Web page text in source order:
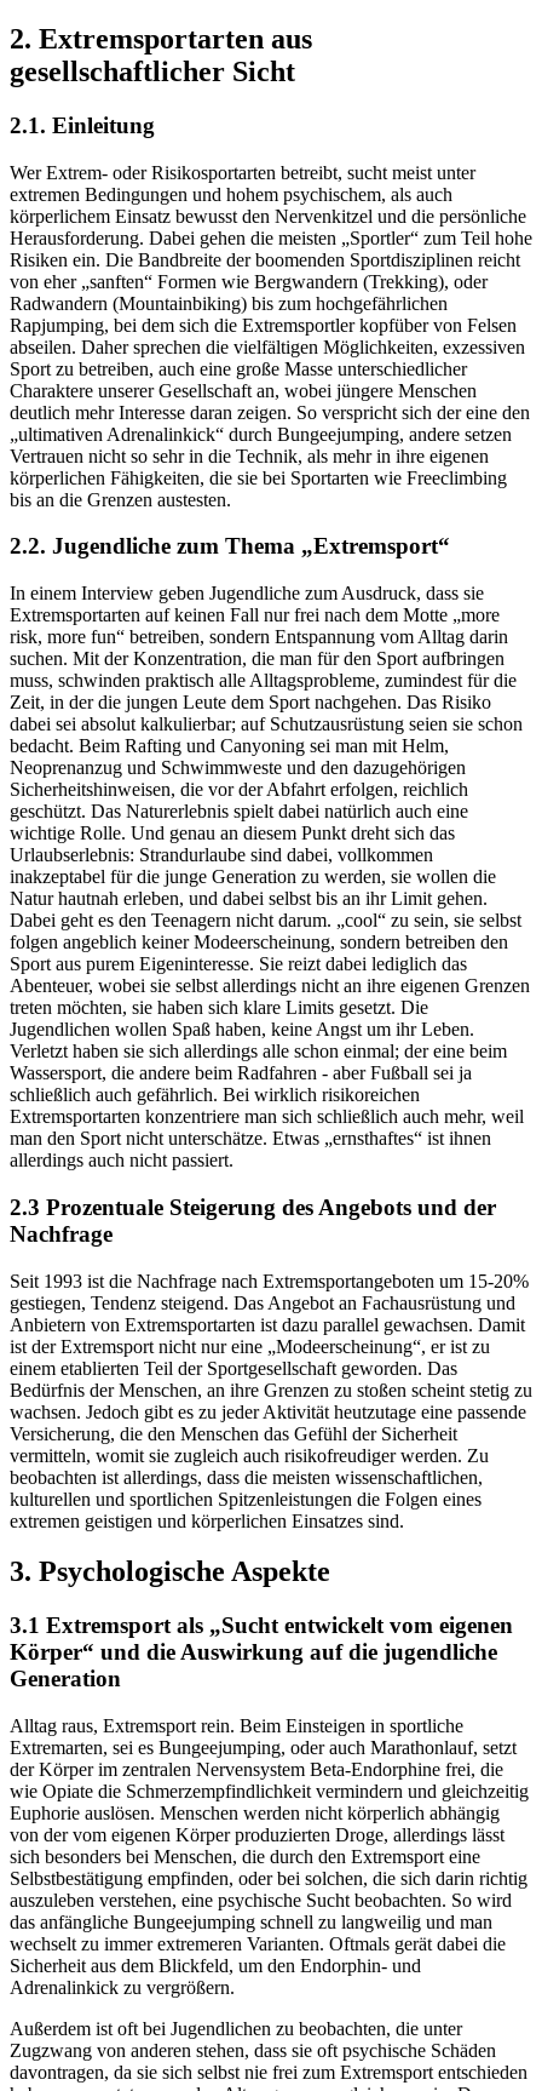
2. Extremsportarten aus
gesellschaftlicher Sicht
2.1. Einleitung
Wer Extrem- oder Risikosportarten betreibt, sucht meist unter
extremen Bedingungen und hohem psychischem, als auch
körperlichem Einsatz bewusst den Nervenkitzel und die persönliche
Herausforderung. Dabei gehen die meisten „Sportler“ zum Teil hohe
Risiken ein. Die Bandbreite der boomenden Sportdisziplinen reicht
von eher „sanften“ Formen wie Bergwandern (Trekking), oder
Radwandern (Mountainbiking) bis zum hochgefährlichen
Rapjumping, bei dem sich die Extremsportler kopfüber von Felsen
abseilen. Daher sprechen die vielfältigen Möglichkeiten, exzessiven
Sport zu betreiben, auch eine große Masse unterschiedlicher
Charaktere unserer Gesellschaft an, wobei jüngere Menschen
deutlich mehr Interesse daran zeigen. So verspricht sich der eine den
„ultimativen Adrenalinkick“ durch Bungeejumping, andere setzen
Vertrauen nicht so sehr in die Technik, als mehr in ihre eigenen
körperlichen Fähigkeiten, die sie bei Sportarten wie Freeclimbing
bis an die Grenzen austesten.
2.2. Jugendliche zum Thema „Extremsport“
In einem Interview geben Jugendliche zum Ausdruck, dass sie
Extremsportarten auf keinen Fall nur frei nach dem Motte „more
risk, more fun“ betreiben, sondern Entspannung vom Alltag darin
suchen. Mit der Konzentration, die man für den Sport aufbringen
muss, schwinden praktisch alle Alltagsprobleme, zumindest für die
Zeit, in der die jungen Leute dem Sport nachgehen. Das Risiko
dabei sei absolut kalkulierbar; auf Schutzausrüstung seien sie schon
bedacht. Beim Rafting und Canyoning sei man mit Helm,
Neoprenanzug und Schwimmweste und den dazugehörigen
Sicherheitshinweisen, die vor der Abfahrt erfolgen, reichlich
geschützt. Das Naturerlebnis spielt dabei natürlich auch eine
wichtige Rolle. Und genau an diesem Punkt dreht sich das
Urlaubserlebnis: Strandurlaube sind dabei, vollkommen
inakzeptabel für die junge Generation zu werden, sie wollen die
Natur hautnah erleben, und dabei selbst bis an ihr Limit gehen.
Dabei geht es den Teenagern nicht darum. „cool“ zu sein, sie selbst
folgen angeblich keiner Modeerscheinung, sondern betreiben den
Sport aus purem Eigeninteresse. Sie reizt dabei lediglich das
Abenteuer, wobei sie selbst allerdings nicht an ihre eigenen Grenzen
treten möchten, sie haben sich klare Limits gesetzt. Die
Jugendlichen wollen Spaß haben, keine Angst um ihr Leben.
Verletzt haben sie sich allerdings alle schon einmal; der eine beim
Wassersport, die andere beim Radfahren - aber Fußball sei ja
schließlich auch gefährlich. Bei wirklich risikoreichen
Extremsportarten konzentriere man sich schließlich auch mehr, weil
man den Sport nicht unterschätze. Etwas „ernsthaftes“ ist ihnen
allerdings auch nicht passiert.
2.3 Prozentuale Steigerung des Angebots und der
Nachfrage
Seit 1993 ist die Nachfrage nach Extremsportangeboten um 15-20%
gestiegen, Tendenz steigend. Das Angebot an Fachausrüstung und
Anbietern von Extremsportarten ist dazu parallel gewachsen. Damit
ist der Extremsport nicht nur eine „Modeerscheinung“, er ist zu
einem etablierten Teil der Sportgesellschaft geworden. Das
Bedürfnis der Menschen, an ihre Grenzen zu stoßen scheint stetig zu
wachsen. Jedoch gibt es zu jeder Aktivität heutzutage eine passende
Versicherung, die den Menschen das Gefühl der Sicherheit
vermitteln, womit sie zugleich auch risikofreudiger werden. Zu
beobachten ist allerdings, dass die meisten wissenschaftlichen,
kulturellen und sportlichen Spitzenleistungen die Folgen eines
extremen geistigen und körperlichen Einsatzes sind.
3. Psychologische Aspekte
3.1 Extremsport als „Sucht entwickelt vom eigenen
Körper“ und die Auswirkung auf die jugendliche
Generation
Alltag raus, Extremsport rein. Beim Einsteigen in sportliche
Extremarten, sei es Bungeejumping, oder auch Marathonlauf, setzt
der Körper im zentralen Nervensystem Beta-Endorphine frei, die
wie Opiate die Schmerzempfindlichkeit vermindern und gleichzeitig
Euphorie auslösen. Menschen werden nicht körperlich abhängig
von der vom eigenen Körper produzierten Droge, allerdings lässt
sich besonders bei Menschen, die durch den Extremsport eine
Selbstbestätigung empfinden, oder bei solchen, die sich darin richtig
auszuleben verstehen, eine psychische Sucht beobachten. So wird
das anfängliche Bungeejumping schnell zu langweilig und man
wechselt zu immer extremeren Varianten. Oftmals gerät dabei die
Sicherheit aus dem Blickfeld, um den Endorphin- und
Adrenalinkick zu vergrößern.
Außerdem ist oft bei Jugendlichen zu beobachten, die unter
Zugzwang von anderen stehen, dass sie oft psychische Schäden
davontragen, da sie sich selbst nie frei zum Extremsport entschieden